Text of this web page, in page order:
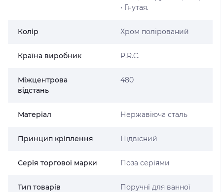
• Гнутая.
Колір Хром полірований
Країна виробник P.R.C.
Міжцентрова
відстань
480
Матеріал Нержавіюча сталь
Принцип кріплення Підвісний
Серія торгової марки Поза серіями
Тип товарів Поручні для ванної